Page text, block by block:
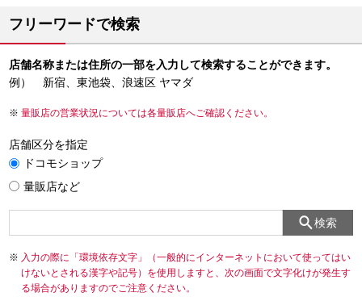
フリーワードで検索
店舗名称または住所の一部を入力して検索することができます。
例） 新宿、東池袋、浪速区 ヤマダ
量販店の営業状況については各量販店へご確認ください。
店舗区分を指定
ドコモショップ
量販店など
検索
入力の際に「環境依存文字」（一般的にインターネットにおいて使ってはい
けないとされる漢字や記号）を使用しますと、次の画面で文字化けが発生す
る場合がありますのでご注意ください。